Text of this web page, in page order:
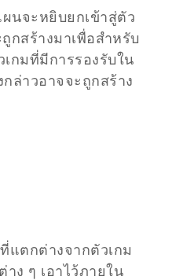
นจะหยิบยกเข้าสู่ตัว
กสร้างมาเพื่อสำหรับ
กมที่มีการรองรับใน
ล่าวอาจจะถูกสร้าง
แตกต่างจากตัวเกม
ง ๆ เอาไว้ภายใน